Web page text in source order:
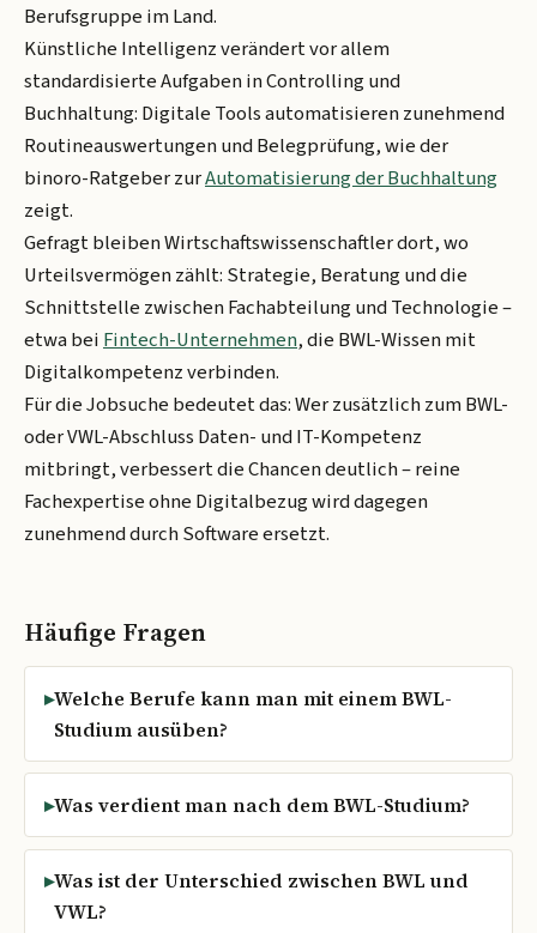
Berufsgruppe im Land.
Künstliche Intelligenz verändert vor allem
standardisierte Aufgaben in Controlling und
Buchhaltung: Digitale Tools automatisieren zunehmend
Routineauswertungen und Belegprüfung, wie der
binoro-Ratgeber zurAutomatisierung der Buchhaltung
zeigt.
Gefragt bleiben Wirtschaftswissenschaftler dort, wo
Urteilsvermögen zählt: Strategie, Beratung und die
Schnittstelle zwischen Fachabteilung und Technologie –
etwa beiFintech-Unternehmen, die BWL-Wissen mit
Digitalkompetenz verbinden.
Für die Jobsuche bedeutet das: Wer zusätzlich zum BWL-
oder VWL-Abschluss Daten- und IT-Kompetenz
mitbringt, verbessert die Chancen deutlich – reine
Fachexpertise ohne Digitalbezug wird dagegen
zunehmend durch Software ersetzt.
Häufige Fragen
Welche Berufe kann man mit einem BWL-
Studium ausüben?
Was verdient man nach dem BWL-Studium?
Was ist der Unterschied zwischen BWL und
VWL?